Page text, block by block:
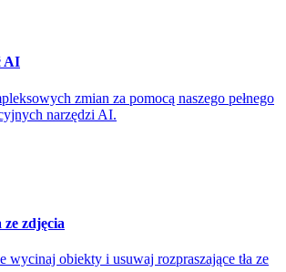
AI
zmian za pomocą naszego pełnego
narzędzi AI.
ze zdjęcia
wycinaj obiekty i usuwaj rozpraszające tła ze